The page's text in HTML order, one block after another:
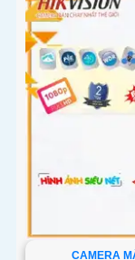
CAMERA